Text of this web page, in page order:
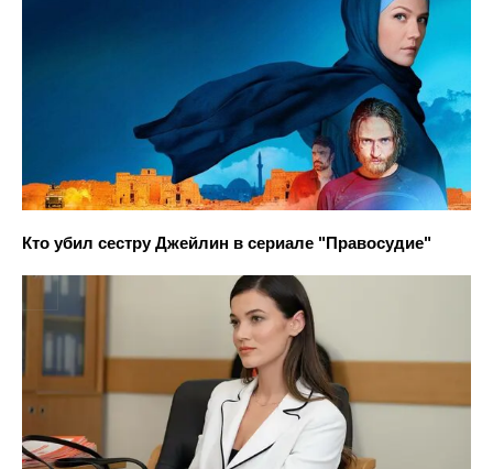
Кто убил сестру Джейлин в сериале "Правосудие"